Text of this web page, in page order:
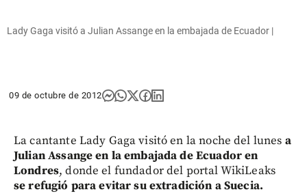
Lady Gaga visitó a Julian Assange en la embajada de Ecuador |
09 de octubre de 2012
La cantante Lady Gaga visitó en la noche del lunes a
Julian Assange en la embajada de Ecuador en
Londres, donde el fundador del portal WikiLeaks
se refugió para evitar su extradición a Suecia.